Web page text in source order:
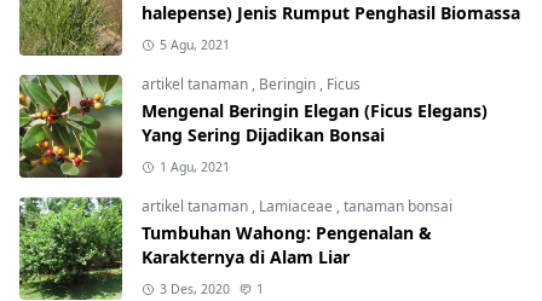
halepense) Jenis Rumput Penghasil Biomassa
5 Agu, 2021
artikel tanaman , Beringin , Ficus
Mengenal Beringin Elegan (Ficus Elegans)
Yang Sering Dijadikan Bonsai
1 Agu, 2021
artikel tanaman , Lamiaceae ,tanaman bonsai
Tumbuhan Wahong: Pengenalan &
Karakternya di Alam Liar
3 Des, 2020 1